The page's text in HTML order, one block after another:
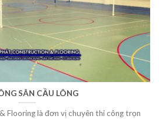
SÂN CẦU LÔNG
Flooring là đơn vị chuyên thi công trọn